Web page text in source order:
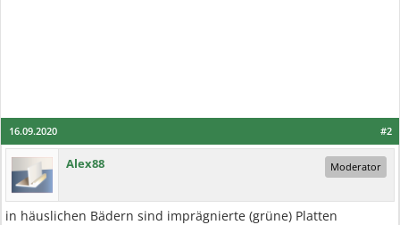
#2
16.09.2020
Alex88 Moderator
in häuslichen Bädern sind imprägnierte (grüne) Platten